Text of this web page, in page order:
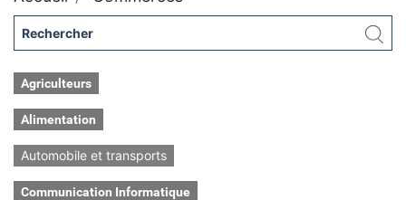
Agriculteurs
Alimentation
Automobile et transports
Communication Informatique